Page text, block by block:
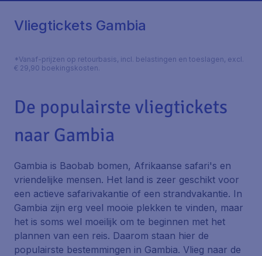
Vliegtickets Gambia
*Vanaf-prijzen op retourbasis, incl. belastingen en toeslagen, excl.
€ 29,90 boekingskosten.
De populairste vliegtickets
naar Gambia
Gambia is Baobab bomen, Afrikaanse safari's en
vriendelijke mensen. Het land is zeer geschikt voor
een actieve safarivakantie of een strandvakantie. In
Gambia zijn erg veel mooie plekken te vinden, maar
het is soms wel moeilijk om te beginnen met het
plannen van een reis. Daarom staan hier de
populairste bestemmingen in Gambia. Vlieg naar de